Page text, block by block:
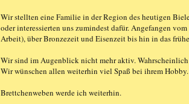
Wir stellten eine Familie in der Region des heutigen
oder interessierten uns zumindest dafür. Angefangen
Arbeit), über Bronzezeit und Eisenzeit bis hin in das
Wir sind im Augenblick nicht mehr aktiv.
Wir wünschen allen weiterhin viel Spaß bei ihrem Hobby.
Brettchenweben werde ich weiterhin.